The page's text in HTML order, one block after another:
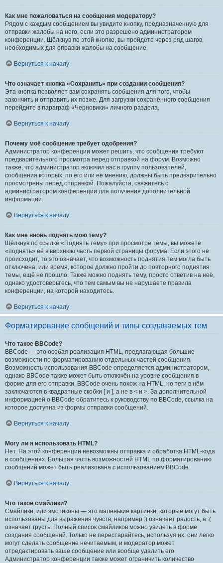
Как мне пожаловаться на сообщения модератору?
Рядом с каждым сообщением вы увидите кнопку, предназначенную для
отправки жалобы на него, если это разрешено администратором
конференции. Щёлкнув по этой кнопке, вы пройдёте через ряд шагов,
необходимых для оправки жалобы на сообщение.
Вернуться к началу
Что означает кнопка «Сохранить» при создании сообщения?
Эта кнопка позволяет вам сохранять сообщения для того, чтобы
закончить и отправить их позже. Для загрузки сохранённого сообщения
перейдите в параграф «Черновики» личного раздела.
Вернуться к началу
Почему моё сообщение требует одобрения?
Администратор конференции может решить, что сообщения требуют
предварительного просмотра перед отправкой на форум. Возможно
также, что администратор включил вас в группу пользователей,
сообщения которых, по его или её мнению, должны быть предварительно
просмотрены перед отправкой. Пожалуйста, свяжитесь с
администратором конференции для получения дополнительной
информации.
Вернуться к началу
Как мне вновь поднять мою тему?
Щёлкнув по ссылке «Поднять тему» при просмотре темы, вы можете
«поднять» её в верхнюю часть первой страницы форума. Если этого не
происходит, то это означает, что возможность поднятия тем могла быть
отключена, или время, которое должно пройти до повторного поднятия
темы, ещё не прошло. Также можно поднять тему, просто ответив на неё,
однако удостоверьтесь, что тем самым вы не нарушаете правила
конференции, на которой находитесь.
Вернуться к началу
Форматирование сообщений и типы создаваемых тем
Что такое BBCode?
BBCode — это особая реализация HTML, предлагающая большие
возможности по форматированию отдельных частей сообщения.
Возможность использования BBCode определяется администратором,
однако BBCode также может быть отключён на уровне сообщения в
форме для его отправки. BBCode очень похож на HTML, но теги в нём
заключаются в квадратные скобки [ и ], а не в < и >. За дополнительной
информацией о BBCode обратитесь к руководству по BBCode, ссылка на
которое доступна из формы отправки сообщений.
Вернуться к началу
Могу ли я использовать HTML?
Нет. На этой конференции невозможны отправка и обработка HTML-кода
в сообщениях. Большая часть возможностей HTML по форматированию
сообщений может быть реализована с использованием BBCode.
Вернуться к началу
Что такое смайлики?
Смайлики, или эмотиконы — это маленькие картинки, которые могут быть
использованы для выражения чувств, например :) означает радость, а :(
означает грусть. Полный список смайликов можно увидеть в форме
создания сообщений. Только не перестарайтесь, используя их: они легко
могут сделать сообщение нечитаемым, и модератор может
отредактировать ваше сообщение или вообще удалить его.
Администратор конференции также может ограничить количество